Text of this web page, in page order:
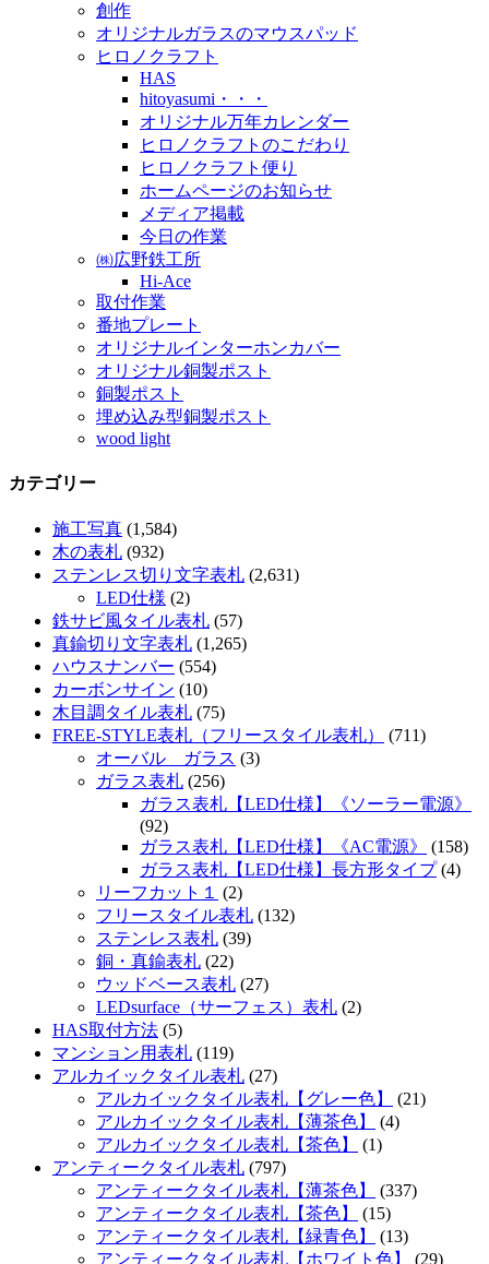
創作
オリジナルガラスのマウスパッド
ヒロノクラフト
HAS
hitoyasumi・・・
オリジナル万年カレンダー
ヒロノクラフトのこだわり
ヒロノクラフト便り
ホームページのお知らせ
メディア掲載
今日の作業
㈱広野鉄工所
Hi-Ace
取付作業
番地プレート
オリジナルインターホンカバー
オリジナル銅製ポスト
銅製ポスト
埋め込み型銅製ポスト
wood light
カテゴリー
施工写真 (1,584)
木の表札 (932)
ステンレス切り文字表札 (2,631)
LED仕様 (2)
鉄サビ風タイル表札 (57)
真鍮切り文字表札 (1,265)
ハウスナンバー (554)
カーボンサイン (10)
木目調タイル表札 (75)
FREE-STYLE表札（フリースタイル表札）
(711)
オーバル ガラス (3)
ガラス表札 (256)
ガラス表札【LED仕様】《ソーラー電源》
(92)
ガラス表札【LED仕様】《AC電源》
(158)
ガラス表札【LED仕様】長方形タイプ(4)
リーフカット１
(2)
フリースタイル表札 (132)
ステンレス表札 (39)
銅・真鍮表札 (22)
ウッドベース表札 (27)
LEDsurface（サーフェス）表札 (2)
HAS取付方法 (5)
マンション用表札 (119)
アルカイックタイル表札 (27)
アルカイックタイル表札【グレー色】
(21)
アルカイックタイル表札【薄茶色】
(4)
アルカイックタイル表札【茶色】
(1)
アンティークタイル表札 (797)
アンティークタイル表札【薄茶色】
(337)
アンティークタイル表札【茶色】
(15)
アンティークタイル表札【緑青色】
(13)
アンティークタイル表札【ホワイト色】
(29)